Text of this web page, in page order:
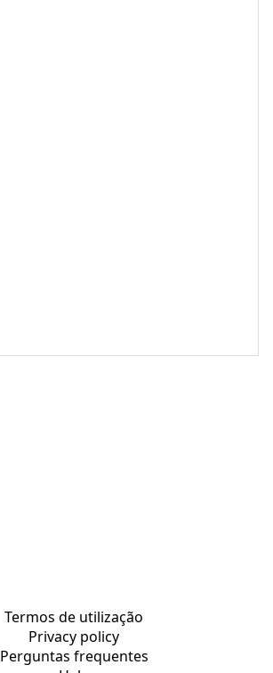
Termos de utilização
Privacy policy
Perguntas frequentes